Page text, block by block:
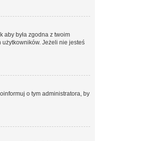
aby była zgodna z twoim
Jeżeli nie jesteś
o tym administratora, by